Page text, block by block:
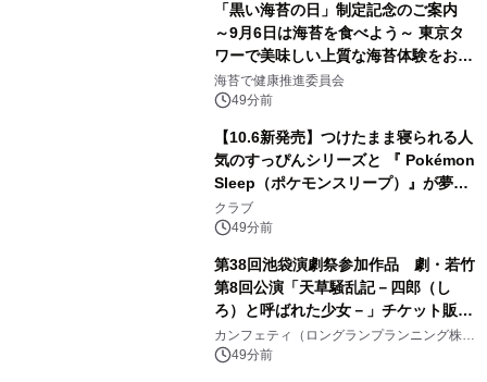
る自信がある」「昨年の夏はカブトム
シを捕まえたり、虫と戦ったり…」
「黒い海苔の日」制定記念のご案内
～9月6日は海苔を食べよう～ 東京タ
ワーで美味しい上質な海苔体験をお届
けします！
海苔で健康推進委員会
49分前
【10.6新発売】つけたまま寝られる人
気のすっぴんシリーズと 『 Pokémon
Sleep（ポケモンスリープ）』が夢の
コラボレーション！
クラブ
49分前
第38回池袋演劇祭参加作品 劇・若竹
第8回公演「天草騒乱記－四郎（し
ろ）と呼ばれた少女－」チケット販売
開始
カンフェティ（ロングランプランニング株式
会社）
49分前